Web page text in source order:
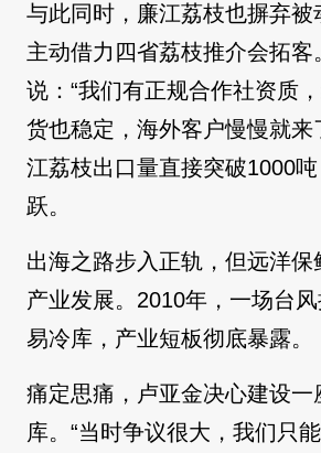
与此同时，廉江荔枝也摒弃被
主动借力四省荔枝推介会拓客
说：“我们有正规合作社资质
货也稳定，海外客户慢慢就来
江荔枝出口量直接突破1000
跃。
出海之路步入正轨，但远洋保
产业发展。2010年，一场台
易冷库，产业短板彻底暴露。
痛定思痛，卢亚金决心建设一
库。“当时争议很大，我们只